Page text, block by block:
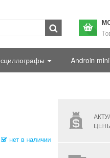
Androin
нет в наличии